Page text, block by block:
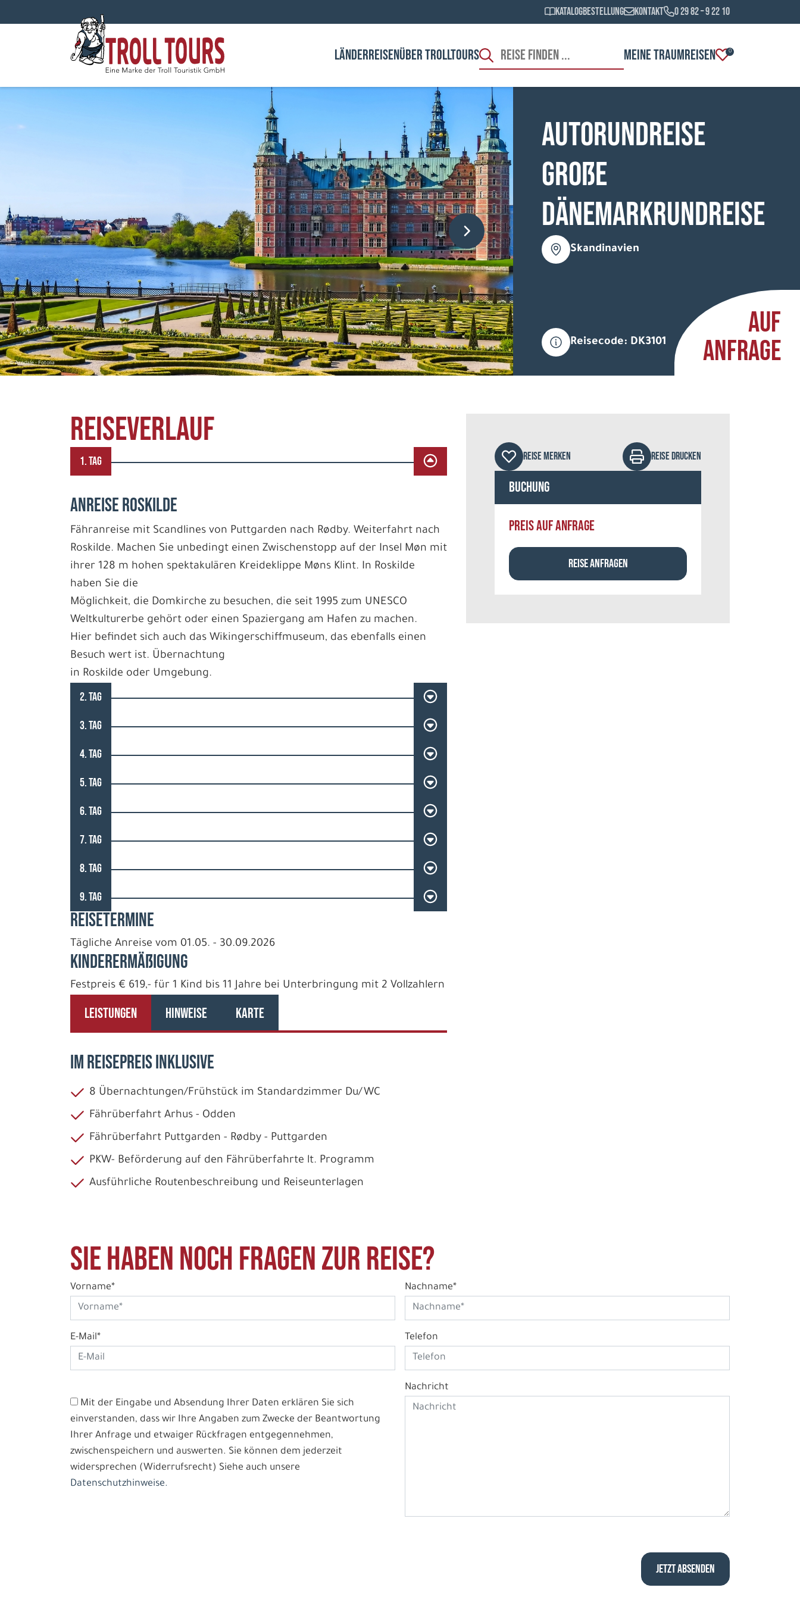
Katalogbestellung Kontakt 0 29 82 – 9 22 10
LÄNDERREISENÜBER TROLLTOURS MEINE TRAUMREISEN 0
© Arndale - Fotolia
Autorundreise
Große
Dänemarkrundreise
Skandinavien
Reisecode: DK3101
AUF
ANFRAGE
REISEVERLAUF
1. TAG
ANREISE ROSKILDE
Fähranreise mit Scandlines von Puttgarden nach Rødby. Weiterfahrt nach
Roskilde. Machen Sie unbedingt einen Zwischenstopp auf der Insel Møn mit
ihrer 128 m hohen spektakulären Kreideklippe Møns Klint. In Roskilde
haben Sie die
Möglichkeit, die Domkirche zu besuchen, die seit 1995 zum UNESCO
Weltkulturerbe gehört oder einen Spaziergang am Hafen zu machen.
Hier befindet sich auch das Wikingerschiffmuseum, das ebenfalls einen
Besuch wert ist. Übernachtung
in Roskilde oder Umgebung.
2. TAG
3. TAG
4. TAG
5. TAG
6. TAG
7. TAG
8. TAG
9. TAG
REISETERMINE
Tägliche Anreise vom 01.05. - 30.09.2026
Kinderermäßigung
Festpreis € 619,- für 1 Kind bis 11 Jahre bei Unterbringung mit 2 Vollzahlern
LEISTUNGEN HINWEISE KARTE
IM REISEPREIS INKLUSIVE
8 Übernachtungen/Frühstück im Standardzimmer Du/WC
Fährüberfahrt Arhus - Odden
Fährüberfahrt Puttgarden - Rødby - Puttgarden
PKW- Beförderung auf den Fährüberfahrte lt. Programm
Ausführliche Routenbeschreibung und Reiseunterlagen
REISE MERKEN REISE DRUCKEN
Buchung
PREIS AUF ANFRAGE
REISE ANFRAGEN
Sie haben noch Fragen zur Reise?
Vorname* Nachname*
E-Mail* Telefon
Mit der Eingabe und Absendung Ihrer Daten erklären Sie sich
einverstanden, dass wir Ihre Angaben zum Zwecke der Beantwortung
Ihrer Anfrage und etwaiger Rückfragen entgegennehmen,
zwischenspeichern und auswerten. Sie können dem jederzeit
widersprechen (Widerrufsrecht) Siehe auch unsere
Datenschutzhinweise.
Nachricht